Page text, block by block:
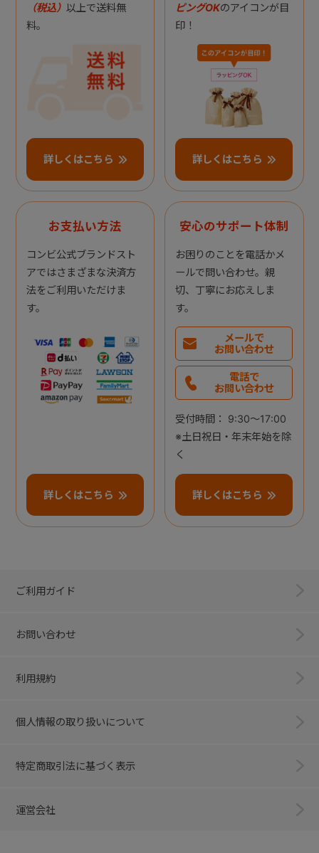
（税込） 以上で送料無
料。
詳しくはこちら
ピングOKのアイコンが目
印！
詳しくはこちら
お支払い方法
コンビ公式ブランドスト
アではさまざまな決済方
法をご利用いただけま
す。
詳しくはこちら
安心のサポート体制
お困りのことを電話かメ
ールで問い合わせ。親
切、丁寧にお応えしま
す。
メールで
お問い合わせ
電話で
お問い合わせ
受付時間： 9:30～17:00
※土日祝日・年末年始を除
く
詳しくはこちら
ご利用ガイド
お問い合わせ
利用規約
個人情報の取り扱いについて
特定商取引法に基づく表示
運営会社